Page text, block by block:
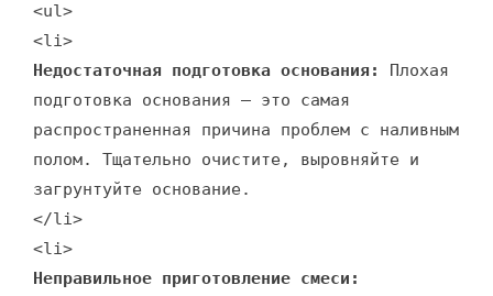
<ul>
<li>
Недостаточная подготовка основания:
Плохая
подготовка основания – это самая
распространенная причина проблем с наливным
полом. Тщательно очистите, выровняйте и
загрунтуйте основание.
</li>
<li>
Неправильное приготовление смеси: